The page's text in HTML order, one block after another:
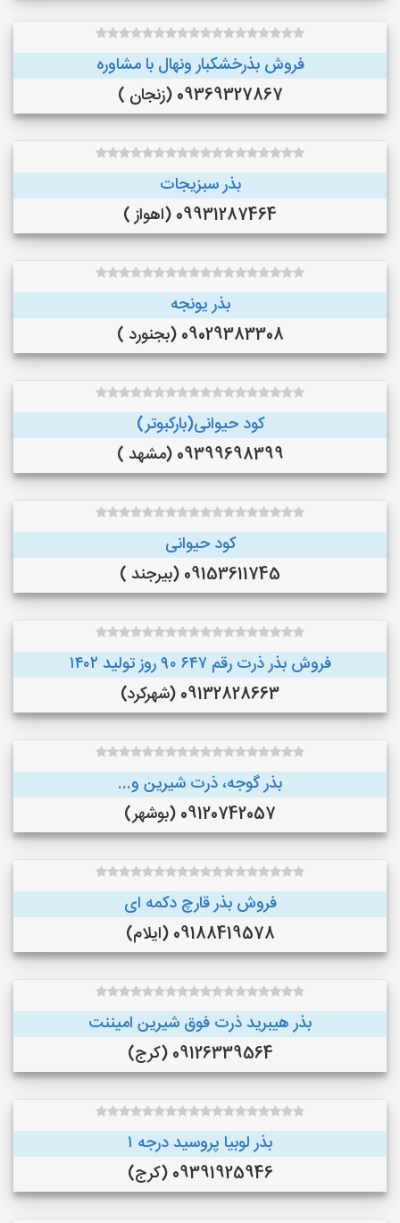
فروش بذرخشکبار ونهال با مشاوره
09369327867 (زنجان )
بذر سبزیجات
09931287464 (اهواز )
بذر یونجه
09029383308 (بجنورد )
کود حیوانی(بارکبوتر)
09399698399 (مشهد )
کود حیوانی
09153611745 (بیرجند )
فروش بذر ذرت رقم ۶۴۷ ۹۰ روز تولید ۱۴۰۲
09132828663 (شهرکرد)
بذر گوجه، ذرت شیرین و...
09120742057 (بوشهر)
فروش بذر قارچ دکمه ای
09188419578 (ایلام)
بذر هیبرید ذرت فوق شیرین امیننت
09126339564 (کرج)
بذر لوبیا پروسید درجه ۱
09391925946 (کرج)